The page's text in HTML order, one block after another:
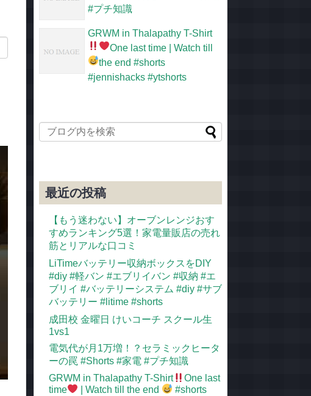
#プチ知識
GRWM in Thalapathy T-Shirt
One last time | Watch till
the end#shorts
#jennishacks #ytshorts
最近の投稿
【もう迷わない】オーブンレンジおす
すめランキング5選！家電量販店の売れ
筋とリアルな口コミ
LiTimeバッテリー収納ボックスをDIY
#diy #軽バン #エブリイバン #収納 #エ
ブリイ #バッテリーシステム #diy #サブ
バッテリー #litime #shorts
成田校 金曜日 けいコーチ スクール生
1vs1
電気代が月1万増！？セラミックヒータ
ーの罠 #Shorts #家電 #プチ知識
GRWM in Thalapathy T-Shirt
One last
time
| Watch till the end
#shorts